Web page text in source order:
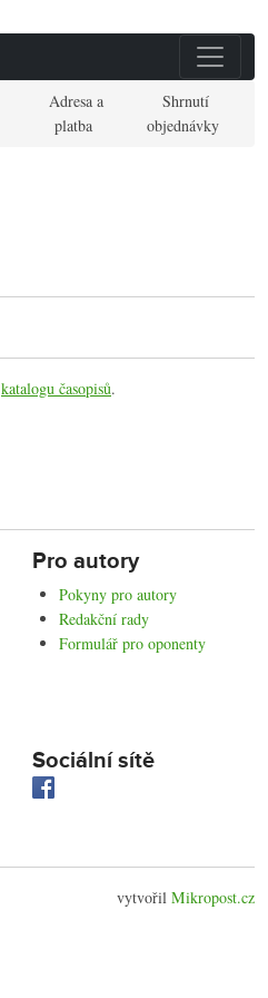
Adresa a
platba
Shrnutí
objednávky
katalogu časopisů.
Pro autory
Pokyny pro autory
Redakční rady
Formulář pro oponenty
Sociální sítě
vytvořil Mikropost.cz